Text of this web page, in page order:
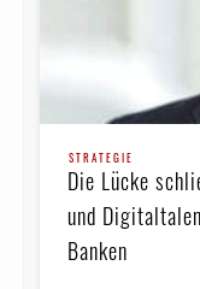
STRATEGIE
Die Lücke
und
Banken